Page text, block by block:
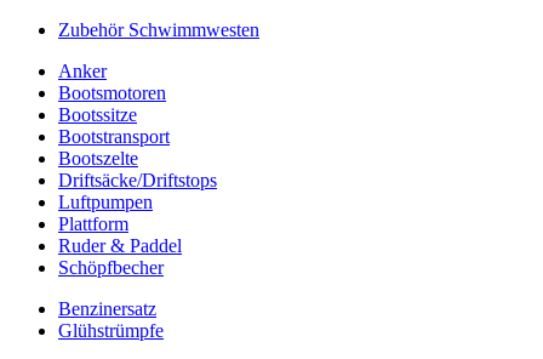
Zubehör Schwimmwesten
Anker
Bootsmotoren
Bootssitze
Bootstransport
Bootszelte
Driftsäcke/Driftstops
Luftpumpen
Plattform
Ruder & Paddel
Schöpfbecher
Benzinersatz
Glühstrümpfe